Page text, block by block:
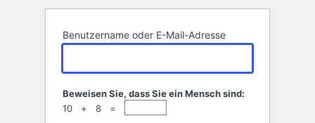
Benutzername oder E-Mail-Adresse
Beweisen Sie, dass Sie ein Mensch sind:
10 + 8 =